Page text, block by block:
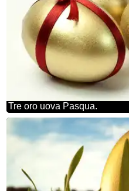
Tre oro uova Pasqua.